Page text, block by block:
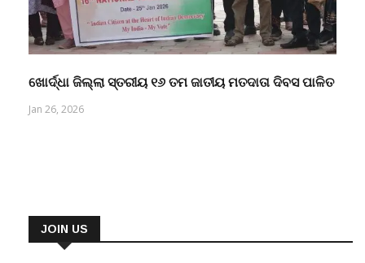
ଖୋର୍ଦ୍ଧା ଜିଲ୍ଲା ସ୍ତରୀୟ ୧୬ ତମ ଜାତୀୟ ମତଦାତା ଦିବସ ପାଳିତ
Jan 26, 2026
JOIN US